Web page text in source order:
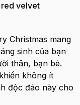
red velvet
Christmas mang
sinh của bạn
thân, bạn bè.
không ít
độc đáo này cho